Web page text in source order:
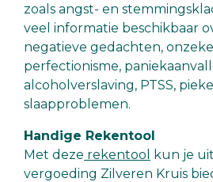
zoals angst- en
veel informatie beschikbaar
negatieve gedachten,
perfectionisme,
alcoholverslaving, PTSS,
slaapproblemen.
Handige Rekentool
Met deze rekentool
kun je
vergoeding Zilveren Kruis